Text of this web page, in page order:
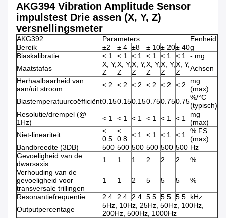
AKG394 Vibration Amplitude Sensor
impulstest Drie assen (X, Y, Z)
versnellingsmeter
AKG392 Parameters
Eenheid
Bereik
±2 ± 4 ±8 ± 10± 20± 40g
Biaskalibratie
< 1 < 1 < 1 < 1 < 1 < 1 - mg
Maatstafas
X, Y,
Z
X, Y,
Z
X, Y,
Z
X, Y,
Z
X, Y,
Z
X, Y,
Z
Achsen
Herhaalbaarheid van
aan/uit stroom
< 2 < 2 < 2 < 2 < 2 < 2
mg
(max)
Biastemperatuurcoëfficiënt0.150.150.150.750.750.75%/°C
(typisch)
Resolutie/drempel (@
1Hz)
< 1 < 1 < 1 < 1 < 1 < 1
mg
(max)
Niet-lineariteit
<
0.5
<
0.8 < 1 < 1 < 1 < 1 % FS
(max)
Bandbreedte (3DB)
500 500 500 500 500 500 Hz
Gevoeligheid van de
dwarsaxis
1 1 1 2 2 2
%
Verhouding van de
gevoeligheid voor
transversale trillingen
1 1 2 5 5 5 %
Resonantiefrequentie 2.4 2.4 2.4 5.5 5.5 5.5
kHz
Outputpercentage
5Hz, 10Hz, 25Hz, 50Hz, 100Hz,
200Hz, 500Hz, 1000Hz